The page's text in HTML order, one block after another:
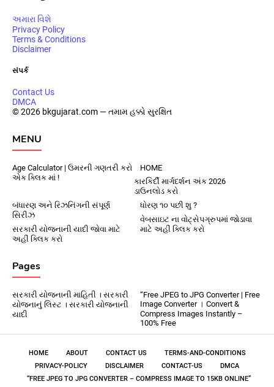
અમારા વિશે
Privacy Policy
Terms & Conditions
Disclaimer
સંપર્ક
Contact Us
DMCA
© 2026 bkgujarat.com — તમામ હક્કો સુરક્ષિત
MENU
Age Calculator | ઉમરની ગણતરી કરો
એક ક્લિક માં !
HOME
કારકિર્દી માર્ગદર્શન અંક 2026
ડાઉનલોડ કરો
ધોરણ ૧૦ પછી શુ ?
બંધારણ અને રિઝનિંગની સંપૂર્ણ
સિરીઝ
વેબસાઇટ ના વોટ્સેપગ્રુપમાં જોડાવા
માટે અહીં ક્લિક કરો
સરકારી યોજનાની યાદી જોવા માટે
અહીં ક્લિક કરો
Pages
સરકારી યોજનાની માહિતી । સરકારી
યોજનાનું લિસ્ટ । સરકારી યોજનાની
યાદી
“Free JPEG to JPG Converter | Free
Image Converter । Convert &
Compress Images Instantly –
100% Free
HOME ABOUT CONTACT US
TERMS-AND-CONDITIONS
PRIVACY-POLICY
DISCLAIMER CONTACT-US
DMCA
“FREE JPEG TO JPG CONVERTER – COMPRESS IMAGE TO 15KB ONLINE”